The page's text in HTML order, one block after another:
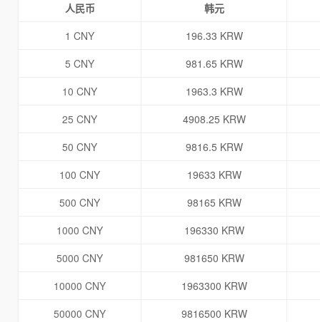
人民币
韩元
1 CNY
196.33 KRW
5 CNY
981.65 KRW
10 CNY
1963.3 KRW
25 CNY
4908.25 KRW
50 CNY
9816.5 KRW
100 CNY
19633 KRW
500 CNY
98165 KRW
1000 CNY
196330 KRW
5000 CNY
981650 KRW
10000 CNY
1963300 KRW
50000 CNY
9816500 KRW